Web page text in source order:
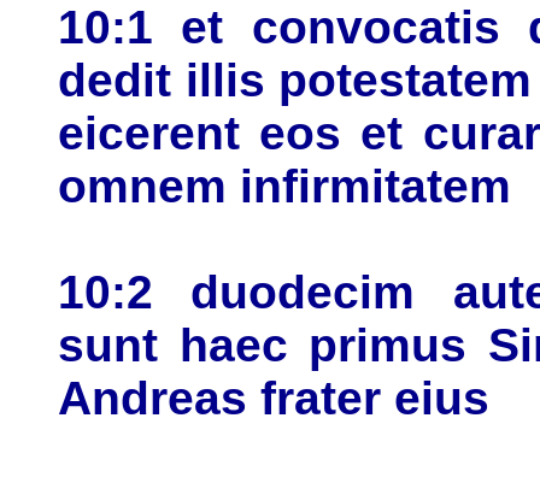
10:1 et convocatis
dedit illis
eicerent eos et
omnem infirmitatem
10:2 duodecim
sunt haec primus
Andreas frater eius